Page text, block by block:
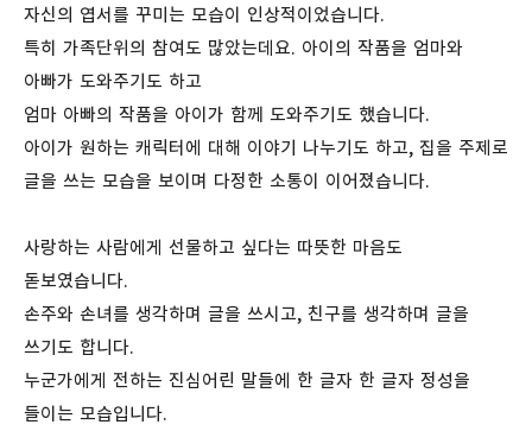
자신의 엽서를 꾸미는 모습이 인상적이었습니다.
특히 가족단위의 참여도 많았는데요. 아이의 작품을 엄마와
아빠가 도와주기도 하고
엄마 아빠의 작품을 아이가 함께 도와주기도 했습니다.
아이가 원하는 캐릭터에 대해 이야기 나누기도 하고, 집을 주제로
글을 쓰는 모습을 보이며 다정한 소통이 이어졌습니다.
사랑하는 사람에게 선물하고 싶다는 따뜻한 마음도
돋보였습니다.
손주와 손녀를 생각하며 글을 쓰시고, 친구를 생각하며 글을
쓰기도 합니다.
누군가에게 전하는 진심어린 말들에 한 글자 한 글자 정성을
들이는 모습입니다.